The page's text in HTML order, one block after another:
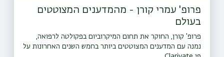
פרופ' עמרי קורן - מהמדענים המצוטטים
בעולם
פרופ' קורן, החוקר את תחום המיקרוביום בפקולטה לרפואה,
נמנה עם המדענים המצוטטים ביותר בחמש השנים האחרונות על